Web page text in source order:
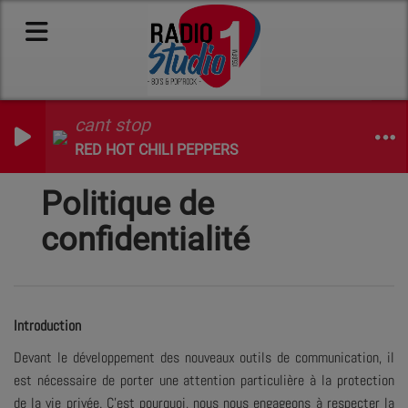
cant stop
RED HOT CHILI PEPPERS
Politique de
confidentialité
Introduction
Devant le développement des nouveaux outils de communication, il
est nécessaire de porter une attention particulière à la protection
de la vie privée. C’est pourquoi, nous nous engageons à respecter la